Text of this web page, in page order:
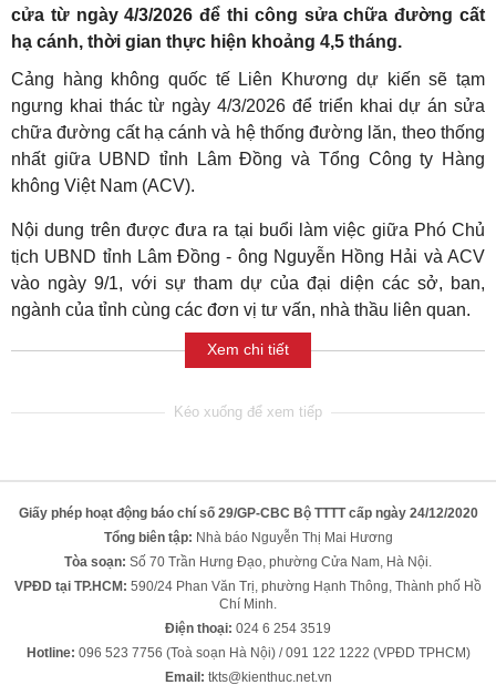
cửa từ ngày 4/3/2026 để thi công sửa chữa đường cất
hạ cánh, thời gian thực hiện khoảng 4,5 tháng.
Cảng hàng không quốc tế Liên Khương dự kiến sẽ tạm
ngưng khai thác từ ngày 4/3/2026 để triển khai dự án sửa
chữa đường cất hạ cánh và hệ thống đường lăn, theo thống
nhất giữa UBND tỉnh Lâm Đồng và Tổng Công ty Hàng
không Việt Nam (ACV).
Nội dung trên được đưa ra tại buổi làm việc giữa Phó Chủ
tịch UBND tỉnh Lâm Đồng - ông Nguyễn Hồng Hải và ACV
vào ngày 9/1, với sự tham dự của đại diện các sở, ban,
ngành của tỉnh cùng các đơn vị tư vấn, nhà thầu liên quan.
Xem chi tiết
Giấy phép hoạt động báo chí số 29/GP-CBC Bộ TTTT cấp ngày 24/12/2020
Tổng biên tập: Nhà báo Nguyễn Thị Mai Hương
Tòa soạn: Số 70 Trần Hưng Đạo, phường Cửa Nam, Hà Nội.
VPĐD tại TP.HCM: 590/24 Phan Văn Trị, phường Hạnh Thông, Thành phố Hồ
Chí Minh.
Điện thoại: 024 6 254 3519
Hotline: 096 523 7756 (Toà soạn Hà Nội) / 091 122 1222 (VPĐD TPHCM)
Email: tkts@kienthuc.net.vn